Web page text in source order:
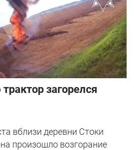
загорелся
вблизи деревни Стоки
произошло возгорание